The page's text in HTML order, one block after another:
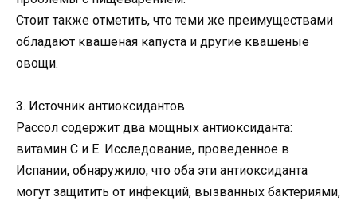
Стоит также отметить, что теми же преимуществами
обладают квашеная капуста и другие квашеные
овощи.
3. Источник антиоксидантов
Рассол содержит два мощных антиоксиданта:
витамин С и Е. Исследование, проведенное в
Испании, обнаружило, что оба эти антиоксиданта
могут защитить от инфекций, вызванных бактериями,